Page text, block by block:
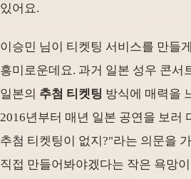
있어요.
이승민 님이 티켓팅 서비스를 만들
흥미로운데요. 과거 일본 성우 콘서
일본의 추첨 티켓팅 방식에 매력을
2016년부터 매년 일본 공연을 보러
추첨 티켓팅이 없지?"라는 의문을
직접 만들어봐야겠다는 작은 욕망